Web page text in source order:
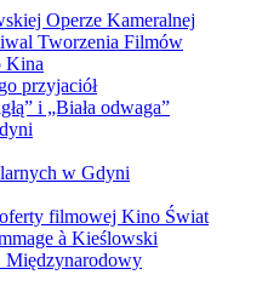
Operze Kameralnej
Tworzenia Filmów
Kina
przyjaciół
i „Biała odwaga”
w Gdyni
filmowej Kino Świat
à Kieślowski
Międzynarodowy